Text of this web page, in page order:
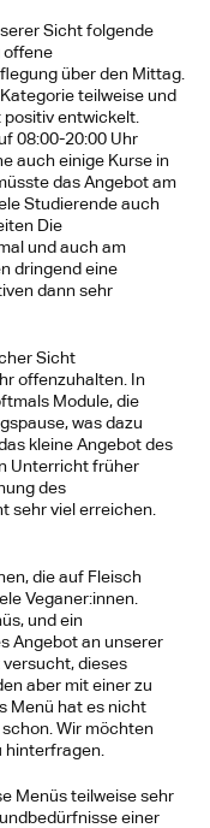
Sicht folgende
offene
über den Mittag.
teilweise und
entwickelt.
08:00-20:00 Uhr
auch einige Kurse in
das Angebot am
Studierende auch
Die
und auch am
dringend eine
dann sehr
Sicht
offenzuhalten. In
Module, die
was dazu
kleine Angebot des
Unterricht früher
des
sehr viel erreichen.
die auf Fleisch
Veganer:innen.
und ein
Angebot an unserer
dieses
aber mit einer zu
Menü hat es nicht
Wir möchten
Menüs teilweise sehr
einer